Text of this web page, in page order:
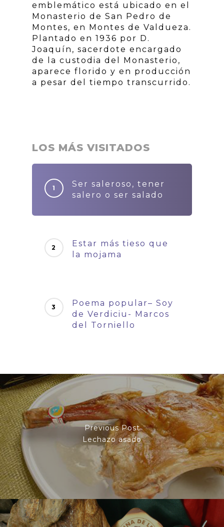
emblemático está ubicado en el
Monasterio de San Pedro de
Montes, en Montes de Valdueza.
Plantado en 1936 por D.
Joaquín, sacerdote encargado
de la custodia del Monasterio,
aparece florido y en producción
a pesar del tiempo transcurrido.
LOS MÁS VISITADOS
Ser saleroso, tener
salero o ser salado
Estar más tieso que
la mojama
Poema popular– Soy
de Verdiciu- Marcos
del Torniello
Previous Post
Lechazo asado